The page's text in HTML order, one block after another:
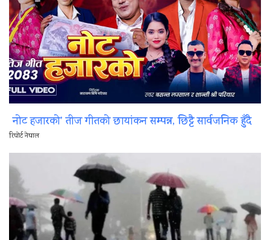
नोट हजारको’ तीज गीतको छायांकन सम्पन्न, छिट्टै सार्वजनिक हुँदै
रिपोर्ट नेपाल